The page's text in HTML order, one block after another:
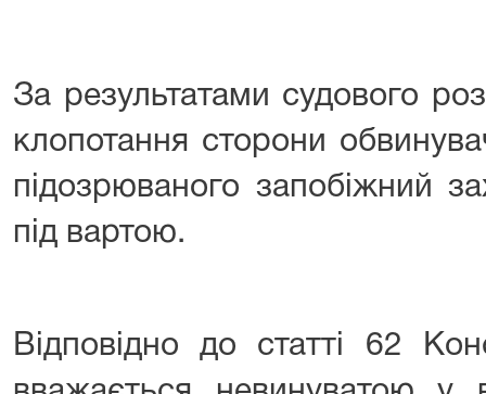
За результатами судового
клопотання сторони
підозрюваного запобіжний
під вартою.
Відповідно до статті 62